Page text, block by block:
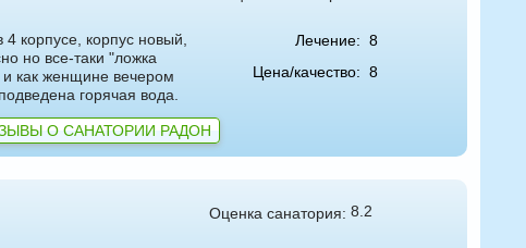
корпусе, корпус новый,
но все-таки "ложка
и как женщине вечером
горячая вода.
Лечение: 8
Цена/качество: 8
О САНАТОРИИ РАДОН
Оценка санатория: 8.2